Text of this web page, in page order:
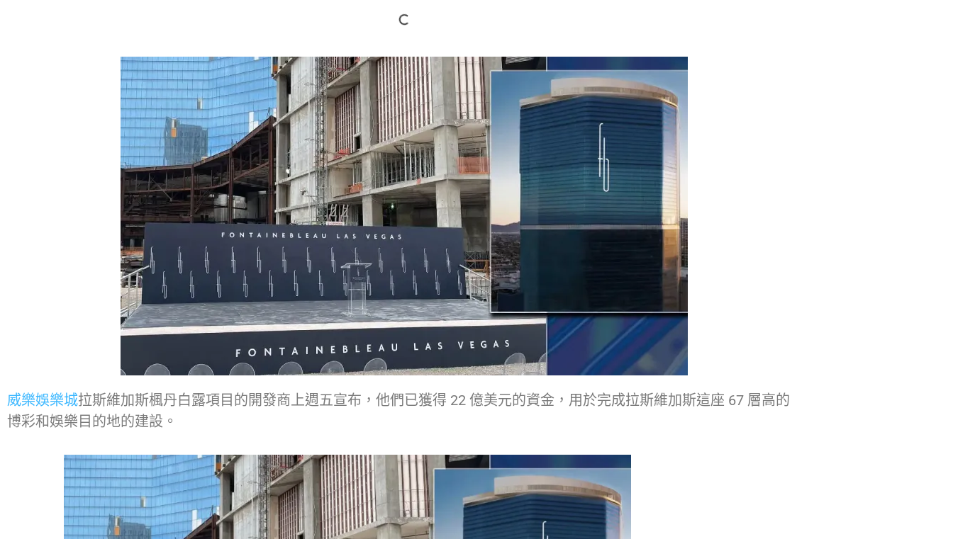
威樂娛樂城拉斯維加斯楓丹白露項目的開發商上週五宣布，他們已獲得 22 億美元的資金，用於完成拉斯維加斯這座 67 層高的
博彩和娛樂目的地的建設。